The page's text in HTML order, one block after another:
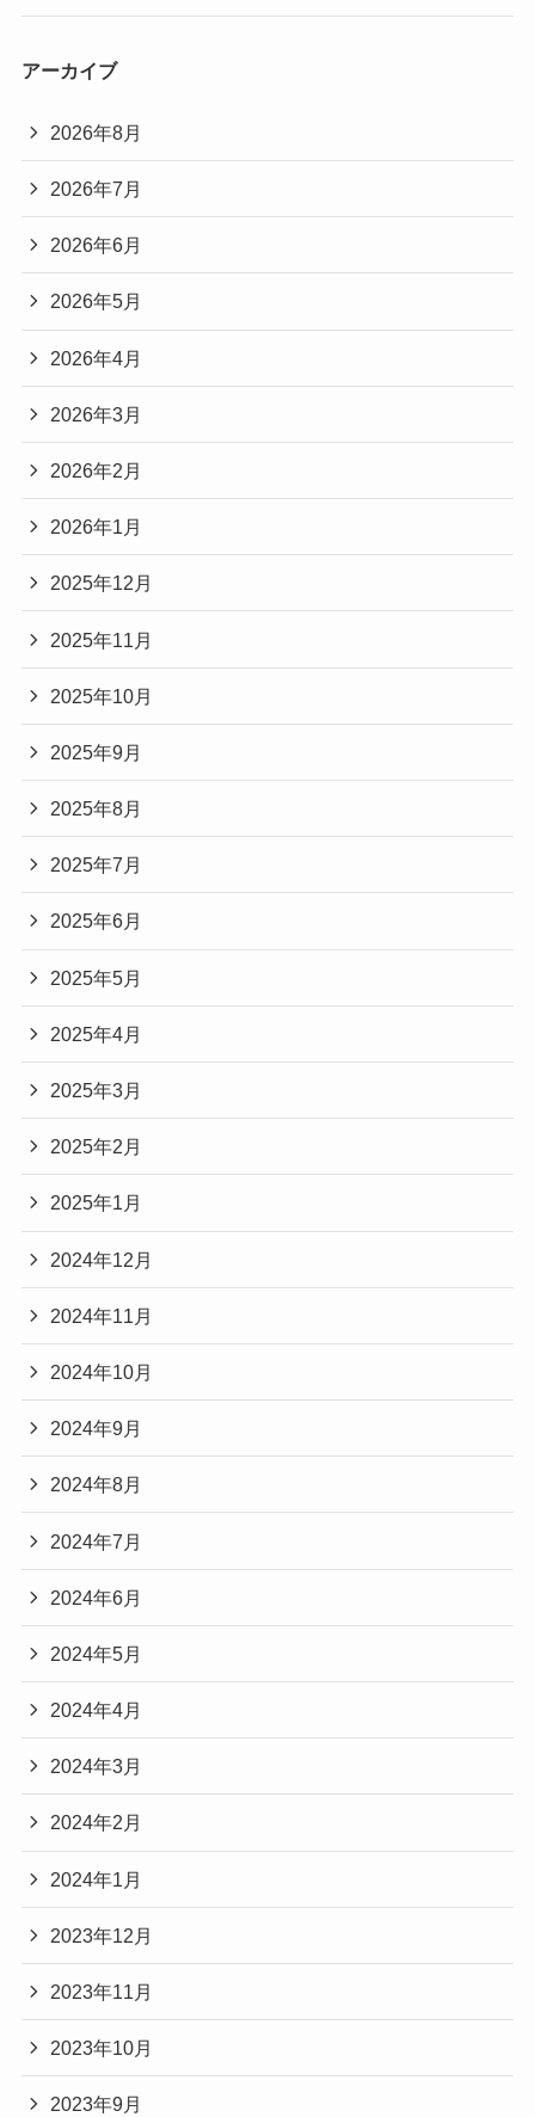
アーカイブ
2026年8月
2026年7月
2026年6月
2026年5月
2026年4月
2026年3月
2026年2月
2026年1月
2025年12月
2025年11月
2025年10月
2025年9月
2025年8月
2025年7月
2025年6月
2025年5月
2025年4月
2025年3月
2025年2月
2025年1月
2024年12月
2024年11月
2024年10月
2024年9月
2024年8月
2024年7月
2024年6月
2024年5月
2024年4月
2024年3月
2024年2月
2024年1月
2023年12月
2023年11月
2023年10月
2023年9月